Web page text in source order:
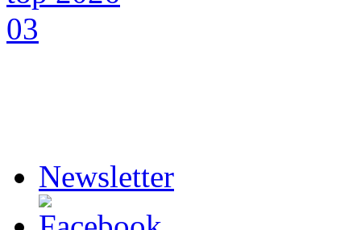
Newsletter